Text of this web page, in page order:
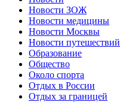
Новости ЗОЖ
Новости медицины
Новости Москвы
Новости путешествий
Образование
Общество
Около спорта
Отдых в России
Отдых за границей